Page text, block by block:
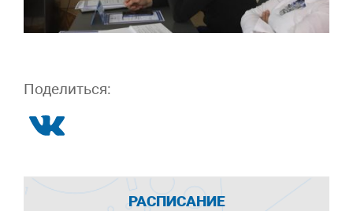
Поделиться:
РАСПИСАНИЕ